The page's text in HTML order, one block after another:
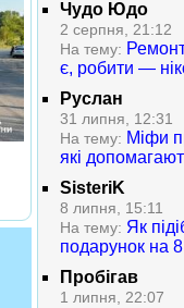
Чудо Юдо
2 серпня, 21:12
На тему:
є, робити —
Руслан
31 липня, 12:31
На тему: Міфи
які
SisteriK
8 липня, 15:11
На тему: Як
подарунок на
Пробігав
1 липня, 22:07